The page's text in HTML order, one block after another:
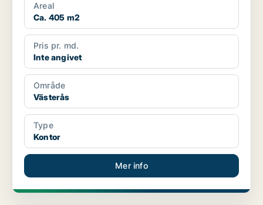
Areal
Ca. 405 m2
Pris pr. md.
Inte angivet
Område
Västerås
Type
Kontor
Mer info